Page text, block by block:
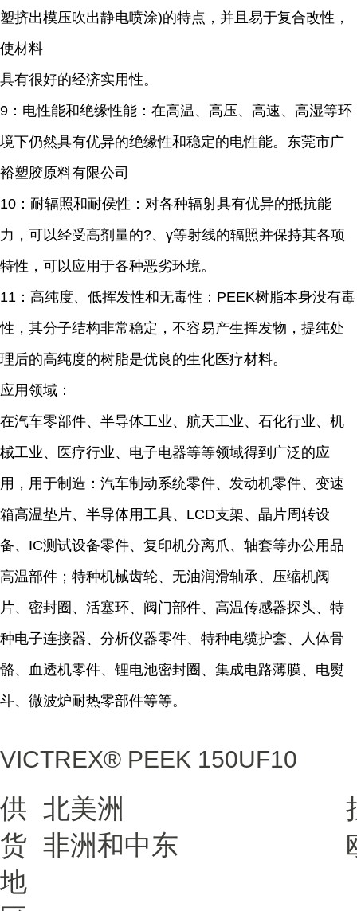
塑挤出模压吹出静电喷涂)的特点，并且易于复合改性，
使材料
具有很好的经济实用性。
9：电性能和绝缘性能：在高温、高压、高速、高湿等环
境下仍然具有优异的绝缘性和稳定的电性能。东莞市广
裕塑胶原料有限公司
10：耐辐照和耐侯性：对各种辐射具有优异的抵抗能
力，可以经受高剂量的?、γ等射线的辐照并保持其各项
特性，可以应用于各种恶劣环境。
11：高纯度、低挥发性和无毒性：PEEK树脂本身没有毒
性，其分子结构非常稳定，不容易产生挥发物，提纯处
理后的高纯度的树脂是优良的生化医疗材料。
应用领域：
在汽车零部件、半导体工业、航天工业、石化行业、机
械工业、医疗行业、电子电器等等领域得到广泛的应
用，用于制造：汽车制动系统零件、发动机零件、变速
箱高温垫片、半导体用工具、LCD支架、晶片周转设
备、IC测试设备零件、复印机分离爪、轴套等办公用品
高温部件；特种机械齿轮、无油润滑轴承、压缩机阀
片、密封圈、活塞环、阀门部件、高温传感器探头、特
种电子连接器、分析仪器零件、特种电缆护套、人体骨
骼、血透机零件、锂电池密封圈、集成电路薄膜、电熨
斗、微波炉耐热零部件等等。
VICTREX® PEEK 150UF10
供
货
地
北美洲
非洲和中东